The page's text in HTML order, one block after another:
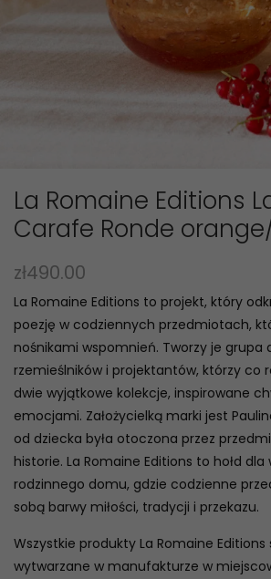
La Romaine Editions
Carafe Ronde
zł490.00
La Romaine Editions to projekt, który
poezję w codziennych przedmiotach,
nośnikami wspomnień. Tworzy je grupa
rzemieślników i projektantów, którzy co
dwie wyjątkowe kolekcje, inspirowane
emocjami. Założycielką marki jest
od dziecka była otoczona przez
historie. La Romaine Editions to hołd
rodzinnego domu, gdzie codzienne
sobą barwy miłości, tradycji i przekazu.
Wszystkie produkty La Romaine Editions
wytwarzane w manufakturze w